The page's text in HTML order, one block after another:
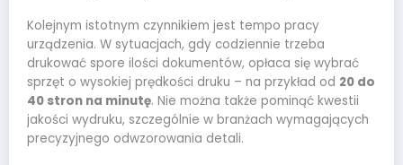
Kolejnym istotnym czynnikiem jest tempo pracy
urządzenia. W sytuacjach, gdy codziennie trzeba
drukować spore ilości dokumentów, opłaca się wybrać
sprzęt o wysokiej prędkości druku – na przykład od 20 do
40 stron na minutę. Nie można także pominąć kwestii
jakości wydruku, szczególnie w branżach wymagających
precyzyjnego odwzorowania detali.